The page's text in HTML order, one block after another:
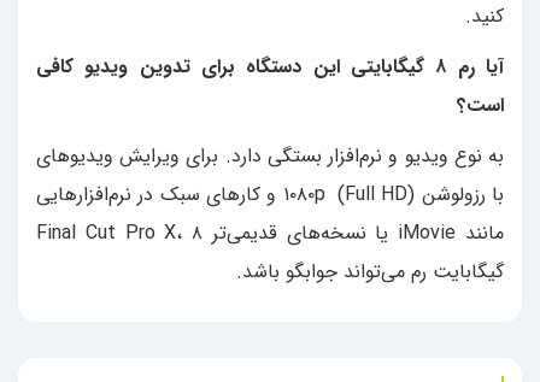
کنید.
آیا رم ۸ گیگابایتی این دستگاه برای تدوین ویدیو کافی
است؟
به نوع ویدیو و نرم‌افزار بستگی دارد. برای ویرایش ویدیوهای
با رزولوشن ۱۰۸۰p (Full HD) و کارهای سبک در نرم‌افزارهایی
مانند iMovie یا نسخه‌های قدیمی‌تر Final Cut Pro X، ۸
گیگابایت رم می‌تواند جوابگو باشد.